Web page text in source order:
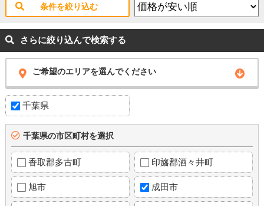
条件を絞り込む
さらに絞り込んで検索する
ご希望のエリアを選んでください
千葉県
千葉県の市区町村を選択
香取郡多古町 印旛郡酒々井町
旭市 成田市